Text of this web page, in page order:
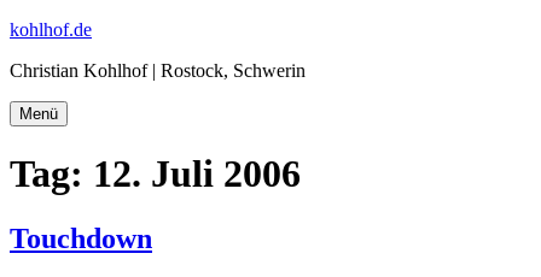
Zum
springen
kohlhof.de
Christian Kohlhof | Rostock, Schwerin
Menü
Tag: 12. Juli 2006
Touchdown